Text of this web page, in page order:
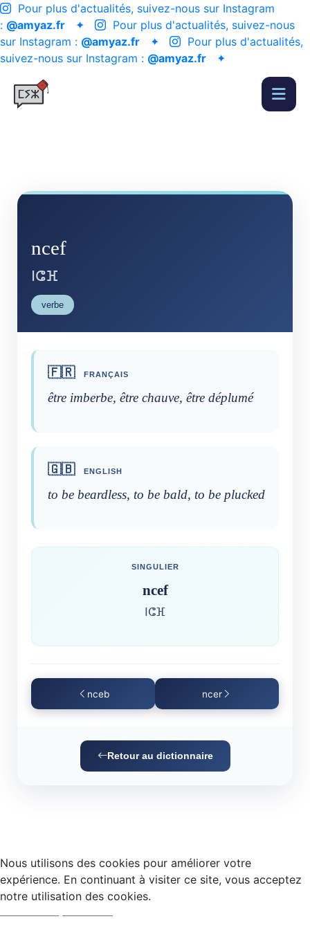
Pour plus d'actualités, suivez-nous sur Instagram
: @amyaz.fr ✦
Pour plus d'actualités, suivez-nous
sur Instagram : @amyaz.fr ✦
Pour plus d'actualités,
suivez-nous sur Instagram : @amyaz.fr ✦
ncef
ⵏⵛⴼ
verbe
🇫🇷 FRANÇAIS
être imberbe, être chauve, être déplumé
🇬🇧 ENGLISH
to be beardless, to be bald, to be plucked
SINGULIER
ncef
ⵏⵛⴼ
nceb ncer
Retour au dictionnaire
Nous utilisons des cookies pour améliorer votre
expérience. En continuant à visiter ce site, vous acceptez
notre utilisation des cookies.